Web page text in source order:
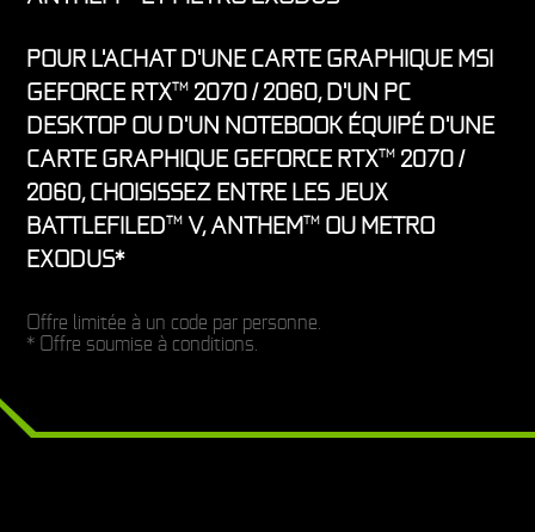
POUR L'ACHAT D'UNE CARTE GRAPHIQUE MSI
GEFORCE RTXTM 2070 / 2060, D'UN PC
DESKTOP OU D'UN NOTEBOOK ÉQUIPÉ D'UNE
CARTE GRAPHIQUE GEFORCE RTXTM 2070 /
2060, CHOISISSEZ ENTRE LES JEUX
BATTLEFILEDTM V, ANTHEMTM OU METRO
EXODUS*
Offre limitée à un code par personne.
* Offre soumise à conditions.